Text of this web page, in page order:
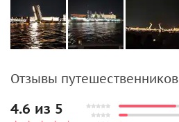
Отзывы путешественников
4.6 из 5